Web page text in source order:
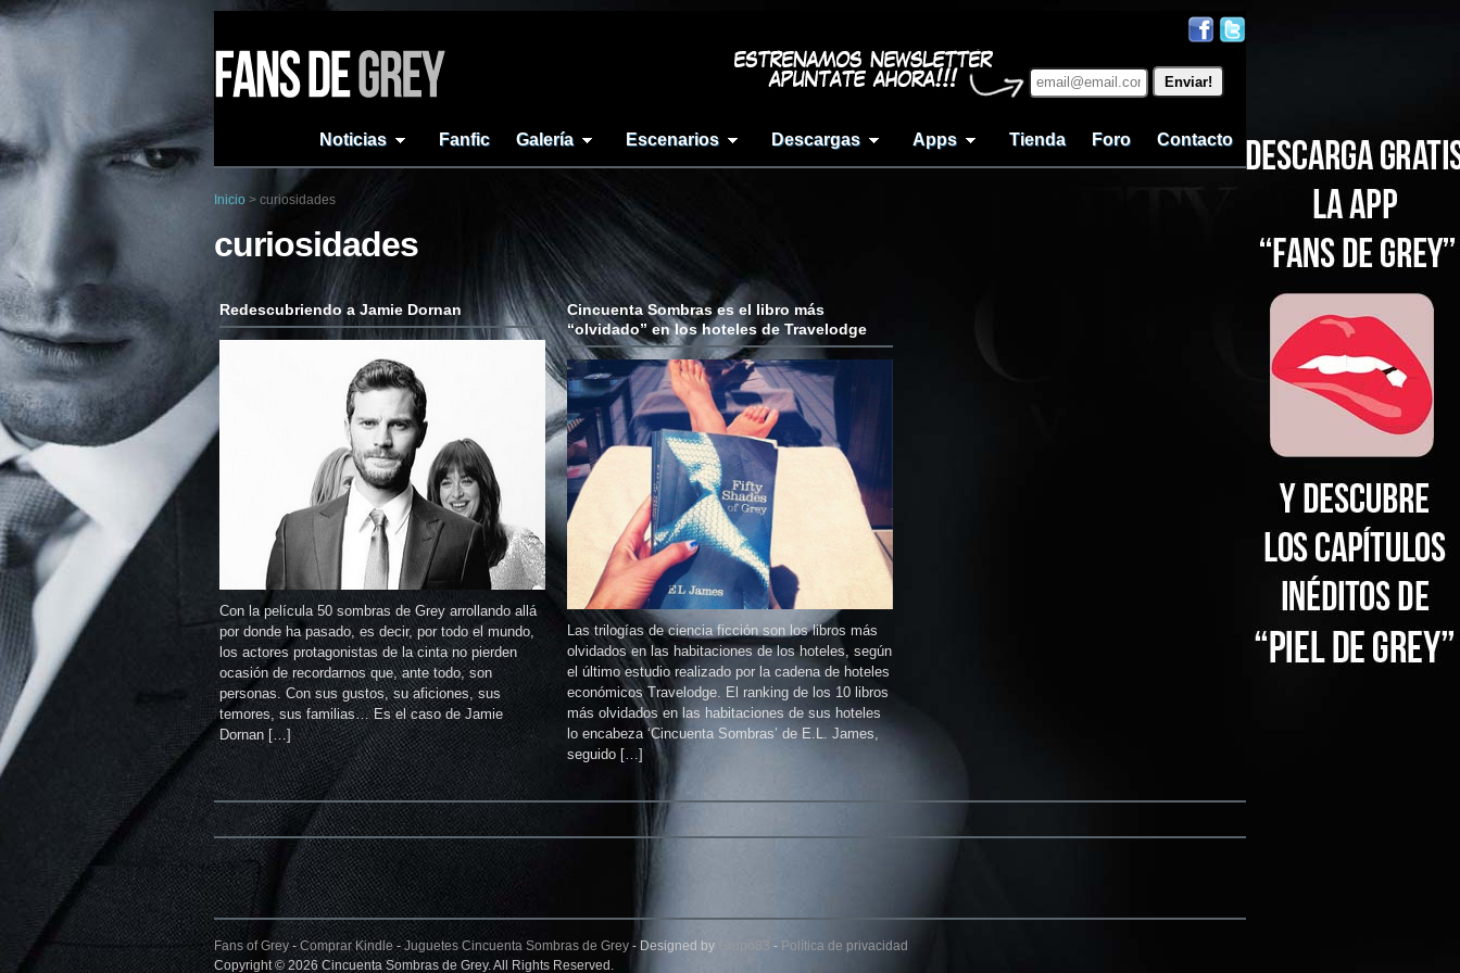
Noticias Fanfic Galería Escenarios Descargas Apps Tienda Foro Contacto
Inicio > curiosidades
curiosidades
Redescubriendo a Jamie Dornan
Con la película 50 sombras de Grey arrollando allá
por donde ha pasado, es decir, por todo el mundo,
los actores protagonistas de la cinta no pierden
ocasión de recordarnos que, ante todo, son
personas. Con sus gustos, su aficiones, sus
temores, sus familias… Es el caso de Jamie
Dornan […]
Cincuenta Sombras es el libro más
“olvidado” en los hoteles de Travelodge
Las trilogías de ciencia ficción son los libros más
olvidados en las habitaciones de los hoteles, según
el último estudio realizado por la cadena de hoteles
económicos Travelodge. El ranking de los 10 libros
más olvidados en las habitaciones de sus hoteles
lo encabeza ‘Cincuenta Sombras’ de E.L. James,
seguido […]
Fans of Grey-Comprar Kindle-Juguetes Cincuenta Sombras de Grey - Designed by Grupo83 - Política de privacidad
Copyright © 2026 Cincuenta Sombras de Grey. All Rights Reserved.